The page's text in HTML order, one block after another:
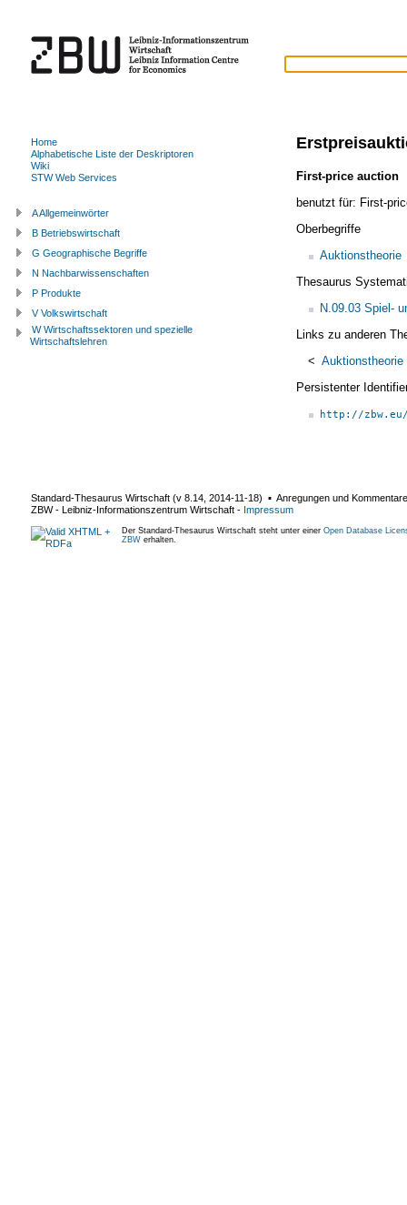
First-price auction
benutzt für: First-
Oberbegriffe
Auktionstheorie
Thesaurus
N.09.03 Spiel-
Links zu anderen
< Auktionstheorie
Persistenter
http://
Home
Alphabetische Liste der Deskriptoren
Wiki
STW Web Services
A Allgemeinwörter
B Betriebswirtschaft
G Geographische Begriffe
N Nachbarwissenschaften
P Produkte
V Volkswirtschaft
W Wirtschaftssektoren und spezielle
Wirtschaftslehren
Standard-Thesaurus Wirtschaft (v 8.14 2014-11-18) ▪ Anregungen und
ZBW - Leibniz-Informationszentrum Wirtschaft - Impressum
Der Standard-Thesaurus Wirtschaft steht unter einer Open Database
ZBW erhalten.